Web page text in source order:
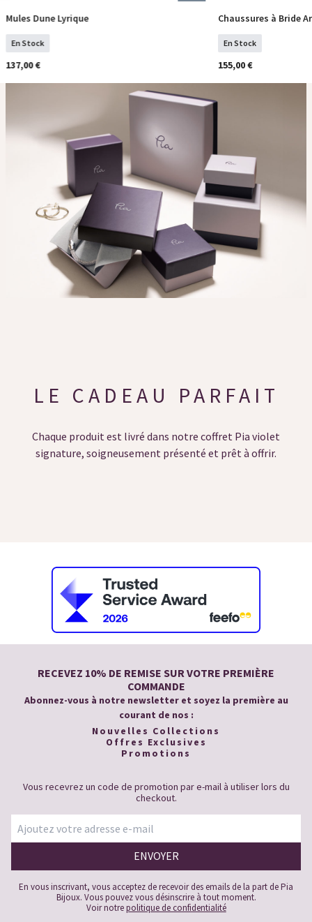
Sélectionner Tailles
Mules Dune Lyrique
En Stock
137,00 €
Chaussures à Bride
En Stock
155,00 €
LE CADEAU PARFAIT
Chaque produit est livré dans notre coffret Pia violet
signature, soigneusement présenté et prêt à offrir.
RECEVEZ 10% DE REMISE SUR VOTRE PREMIÈRE
COMMANDE
Abonnez-vous à notre newsletter et soyez la première au
courant de nos :
Nouvelles Collections
Offres Exclusives
Promotions
Vous recevrez un code de promotion par e-mail à utiliser lors du
checkout.
En vous inscrivant, vous acceptez de recevoir des emails de la part de Pia
Bijoux. Vous pouvez vous désinscrire à tout moment.
Voir notrepolitique de confidentialité